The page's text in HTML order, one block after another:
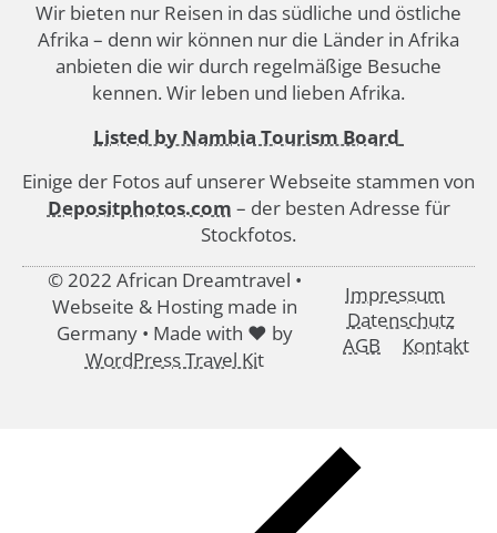
Wir bieten nur Reisen in das südliche und östliche
Afrika – denn wir können nur die Länder in Afrika
anbieten die wir durch regelmäßige Besuche
kennen. Wir leben und lieben Afrika.
Listed by Nambia Tourism Board
Einige der Fotos auf unserer Webseite stammen von
Depositphotos.com – der besten Adresse für
Stockfotos.
© 2022 African Dreamtravel •
Webseite & Hosting made in
Germany • Made with ♥ by
WordPress Travel Kit
Impressum
Datenschutz
AGB
Kontakt